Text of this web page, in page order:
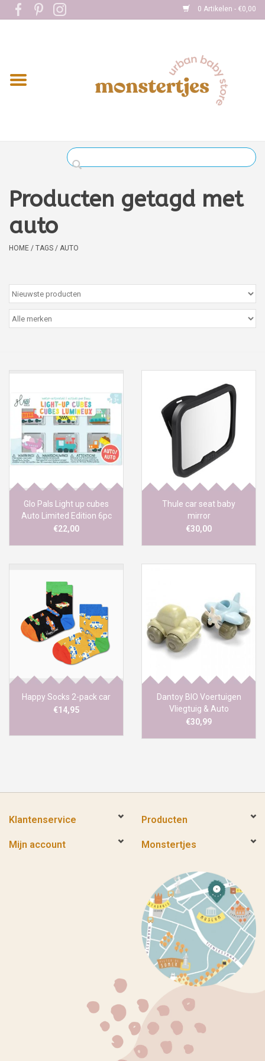
0 Artikelen - €0,00
Home
Kleding
Boekjes
kaartjes
Cadeaubon
Sales
Producten getagd met
auto
HOME / TAGS / AUTO
Glo Pals Light up cubes
Auto Limited Edition 6pc
€22,00
Thule car seat baby
mirror
€30,00
Happy Socks 2-pack car
€14,95
Dantoy BIO Voertuigen
Vliegtuig & Auto
€30,99
Klantenservice Producten
Mijn account Monstertjes